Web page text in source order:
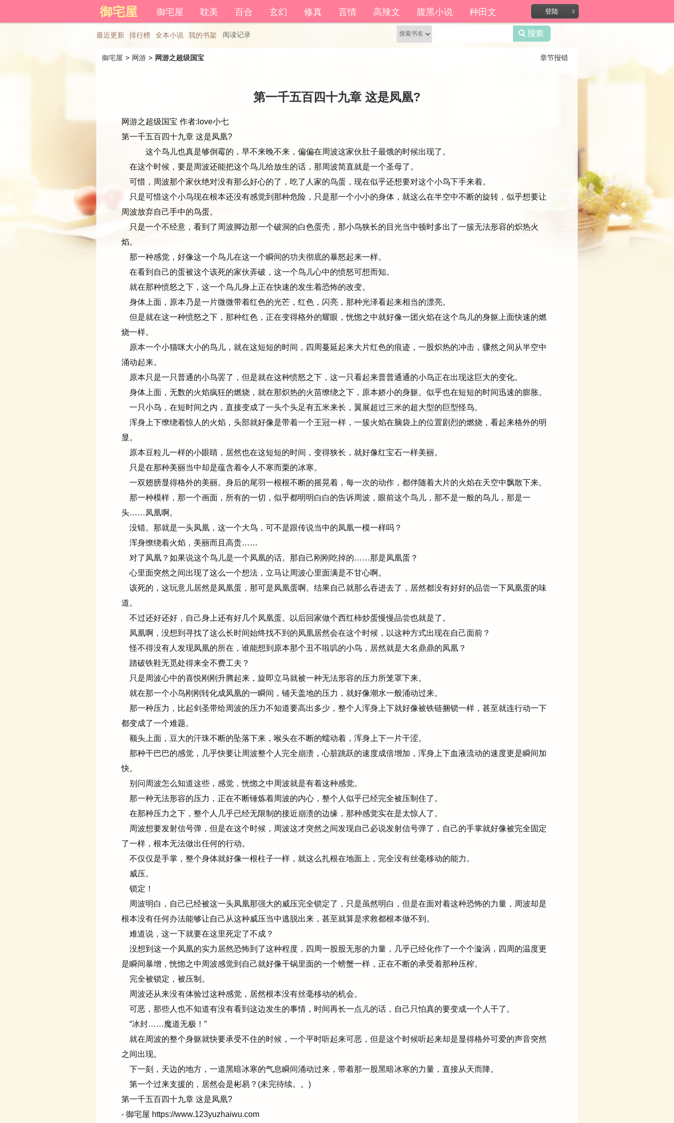
登陆
御宅屋 御宅屋 耽美 百合 玄幻 修真 言情 高辣文 腹黑小说
种田文
高干文
其他
还没有账号？立即注册
最近更新 排行榜 全本小说 我的书架 阅读记录
御宅屋 > 网游 > 网游之超级国宝 章节报错
第一千五百四十九章 这是凤凰?
网游之超级国宝 作者:love小七
第一千五百四十九章 这是凤凰?
这个鸟儿也真是够倒霉的，早不来晚不来，偏偏在周波这家伙肚子最饿的时候出现了。
在这个时候，要是周波还能把这个鸟儿给放生的话，那周波简直就是一个圣母了。
可惜，周波那个家伙绝对没有那么好心的了，吃了人家的鸟蛋，现在似乎还想要对这个小鸟下手来着。
只是可惜这个小鸟现在根本还没有感觉到那种危险，只是那一个小小的身体，就这么在半空中不断的旋转，似乎想要让
周波放弃自己手中的鸟蛋。
只是一个不经意，看到了周波脚边那一个破洞的白色蛋壳，那小鸟狭长的目光当中顿时多出了一簇无法形容的炽热火
焰。
那一种感觉，好像这一个鸟儿在这一个瞬间的功夫彻底的暴怒起来一样。
在看到自己的蛋被这个该死的家伙弄破，这一个鸟儿心中的愤怒可想而知。
就在那种愤怒之下，这一个鸟儿身上正在快速的发生着恐怖的改变。
身体上面，原本乃是一片微微带着红色的光芒，红色，闪亮，那种光泽看起来相当的漂亮。
但是就在这一种愤怒之下，那种红色，正在变得格外的耀眼，恍惚之中就好像一团火焰在这个鸟儿的身躯上面快速的燃
烧一样。
原本一个小猫咪大小的鸟儿，就在这短短的时间，四周蔓延起来大片红色的痕迹，一股炽热的冲击，骤然之间从半空中
涌动起来。
原本只是一只普通的小鸟罢了，但是就在这种愤怒之下，这一只看起来普普通通的小鸟正在出现这巨大的变化。
身体上面，无数的火焰疯狂的燃烧，就在那炽热的火苗缭绕之下，原本娇小的身躯。似乎也在短短的时间迅速的膨胀。
一只小鸟，在短时间之内，直接变成了一头个头足有五米来长，翼展超过三米的超大型的巨型怪鸟。
浑身上下缭绕着惊人的火焰，头部就好像是带着一个王冠一样，一簇火焰在脑袋上的位置剧烈的燃烧，看起来格外的明
显。
原本豆粒儿一样的小眼睛，居然也在这短短的时间，变得狭长，就好像红宝石一样美丽。
只是在那种美丽当中却是蕴含着令人不寒而栗的冰寒。
一双翅膀显得格外的美丽。身后的尾羽一根根不断的摇晃着，每一次的动作，都伴随着大片的火焰在天空中飘散下来。
那一种模样，那一个画面，所有的一切，似乎都明明白白的告诉周波，眼前这个鸟儿，那不是一般的鸟儿，那是一
头……凤凰啊。
没错。那就是一头凤凰，这一个大鸟，可不是跟传说当中的凤凰一模一样吗？
浑身缭绕着火焰，美丽而且高贵……
对了凤凰？如果说这个鸟儿是一个凤凰的话。那自己刚刚吃掉的……那是凤凰蛋？
心里面突然之间出现了这么一个想法，立马让周波心里面满是不甘心啊。
该死的，这玩意儿居然是凤凰蛋，那可是凤凰蛋啊。结果自己就那么吞进去了，居然都没有好好的品尝一下凤凰蛋的味
道。
不过还好还好，自己身上还有好几个凤凰蛋。以后回家做个西红柿炒蛋慢慢品尝也就是了。
凤凰啊，没想到寻找了这么长时间始终找不到的凤凰居然会在这个时候，以这种方式出现在自己面前？
怪不得没有人发现凤凰的所在，谁能想到原本那个丑不啦叽的小鸟，居然就是大名鼎鼎的凤凰？
踏破铁鞋无觅处得来全不费工夫？
只是周波心中的喜悦刚刚升腾起来，旋即立马就被一种无法形容的压力所笼罩下来。
就在那一个小鸟刚刚转化成凤凰的一瞬间，铺天盖地的压力，就好像潮水一般涌动过来。
那一种压力，比起剑圣带给周波的压力不知道要高出多少，整个人浑身上下就好像被铁链捆锁一样，甚至就连行动一下
都变成了一个难题。
额头上面，豆大的汗珠不断的坠落下来，喉头在不断的蠕动着，浑身上下一片干涩。
那种干巴巴的感觉，几乎快要让周波整个人完全崩溃，心脏跳跃的速度成倍增加，浑身上下血液流动的速度更是瞬间加
快。
别问周波怎么知道这些，感觉，恍惚之中周波就是有着这种感觉。
那一种无法形容的压力，正在不断锤炼着周波的内心，整个人似乎已经完全被压制住了。
在那种压力之下，整个人几乎已经无限制的接近崩溃的边缘，那种感觉实在是太惊人了。
周波想要发射信号弹，但是在这个时候，周波这才突然之间发现自己必说发射信号弹了，自己的手掌就好像被完全固定
了一样，根本无法做出任何的行动。
不仅仅是手掌，整个身体就好像一根柱子一样，就这么扎根在地面上，完全没有丝毫移动的能力。
威压。
锁定！
周波明白，自己已经被这一头凤凰那强大的威压完全锁定了，只是虽然明白，但是在面对着这种恐怖的力量，周波却是
根本没有任何办法能够让自己从这种威压当中逃脱出来，甚至就算是求救都根本做不到。
难道说，这一下就要在这里死定了不成？
没想到这一个凤凰的实力居然恐怖到了这种程度，四周一股股无形的力量，几乎已经化作了一个个漩涡，四周的温度更
是瞬间暴增，恍惚之中周波感觉到自己就好像干锅里面的一个螃蟹一样，正在不断的承受着那种压榨。
完全被锁定，被压制。
周波还从来没有体验过这种感觉，居然根本没有丝毫移动的机会。
可恶，那些人也不知道有没有看到这边发生的事情，时间再长一点儿的话，自己只怕真的要变成一个人干了。
“冰封……魔道无极！”
就在周波的整个身躯就快要承受不住的时候，一个平时听起来可恶，但是这个时候听起来却是显得格外可爱的声音突然
之间出现。
下一刻，天边的地方，一道黑暗冰寒的气息瞬间涌动过来，带着那一股黑暗冰寒的力量，直接从天而降。
第一个过来支援的，居然会是彬易？(未完待续。。)
第一千五百四十九章 这是凤凰?
- 御宅屋 https://www.123yuzhaiwu.com